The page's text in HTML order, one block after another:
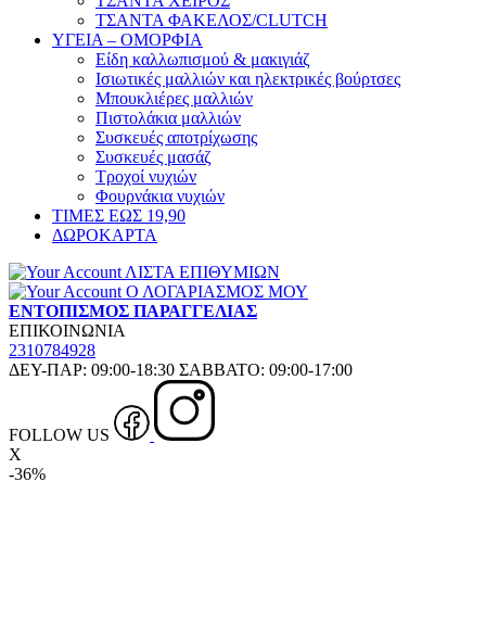
ΤΣΑΝΤΑ ΦΑΚΕΛΟΣ/CLUTCH
ΥΓΕΙΑ – ΟΜΟΡΦΙΑ
Είδη καλλωπισμού & μακιγιάζ
Ισιωτικές μαλλιών και ηλεκτρικές βούρτσες
Μπουκλιέρες μαλλιών
Πιστολάκια μαλλιών
Συσκευές αποτρίχωσης
Συσκευές μασάζ
Τροχοί νυχιών
Φουρνάκια νυχιών
ΤΙΜΕΣ ΕΩΣ 19,90
ΔΩΡΟΚΑΡΤΑ
ΛΙΣΤΑ ΕΠΙΘΥΜΙΩΝ
Ο ΛΟΓΑΡΙΑΣΜΟΣ ΜΟΥ
ΕΝΤΟΠΙΣΜΟΣ ΠΑΡΑΓΓΕΛΙΑΣ
ΕΠΙΚΟΙΝΩΝΙΑ
2310784928
ΔΕΥ-ΠΑΡ: 09:00-18:30 ΣΑΒΒΑΤΟ: 09:00-17:00
FOLLOW US
X
-36%